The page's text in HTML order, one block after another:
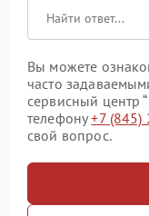
Вы можете
часто
сервисный центр
телефону+7 (845)
свой вопрос.